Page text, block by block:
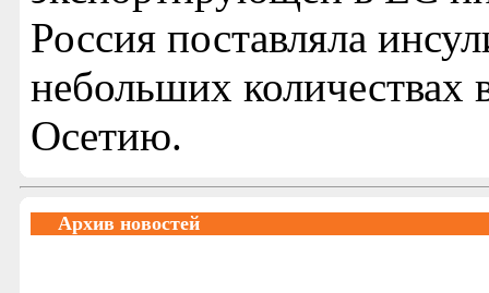
Россия поставляла
небольших
Осетию.
Архив новостей